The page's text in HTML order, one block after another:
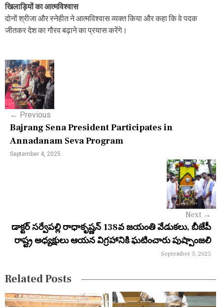
खिलाड़ियों का आत्मविश्वास
दोनों श्रीजा और स्नेहीत ने आत्मविश्वास व्यक्त किया और कहा कि वे पदक
जीतकर देश का गौरव बढ़ाने का प्रयास करेंगे।
P
o
s
n
a
o
n
← Previous
Bajrang Sena President Participates in
Annadanam Seva Program
September 4, 2025
Next →
డాక్టర్ సర్వేపల్లి రాధాకృష్ణన్ 138వ జయంతి వేడుకలు, బీజేపీ
రాష్ట్ర అధ్యక్షులు ఆయన విగ్రహానికి ఘటించారు పుష్పాంజలి
September 5, 2025
Related Posts